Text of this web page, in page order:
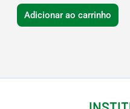
Adicionar ao carrinho